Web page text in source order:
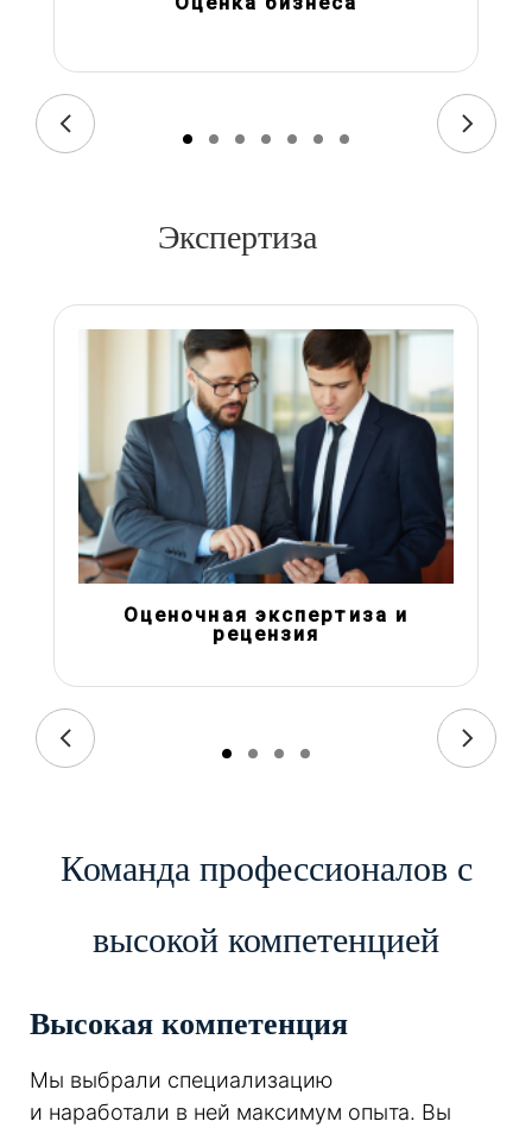
Экспертиза
Оценочная экспертиза и
рецензия
Команда профессионалов с
высокой компетенцией
Высокая компетенция
Мы выбрали специализацию
и наработали в ней максимум опыта. Вы